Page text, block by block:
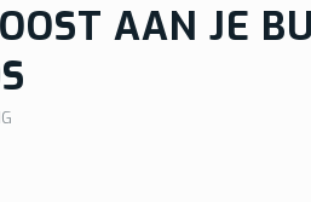
AAN JE